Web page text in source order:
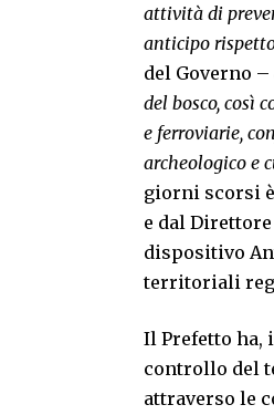
attività di
anticipo
del Governo –
del bosco, così
e ferroviarie,
archeologico e
giorni scorsi
e dal
dispositivo
territoriali
Il Prefetto ha,
controllo del
attraverso le